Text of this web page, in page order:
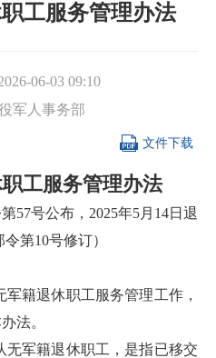
工服务管理办法
06-03 09:10
军人事务部
 文件下载
工服务管理办法
57号公布，2025年5月14日退
第10号修订）
军籍退休职工服务管理工作，
法。
无军籍退休职工，是指已移交